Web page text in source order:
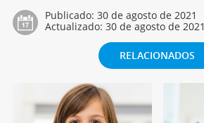
Publicado: 30 de agosto de 2021
Actualizado: 30 de agosto de 2021
RELACIONADOS